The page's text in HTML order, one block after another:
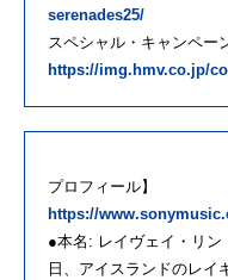
serenades25/
スペシャル・キャンペー
https://img.hmv.co.jp/
プロフィール】
https://
●本名: レイヴェイ・リン
日、アイスランドのレイ